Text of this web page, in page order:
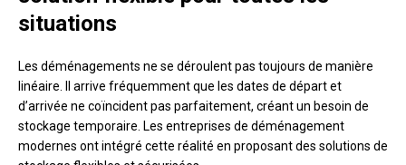
situations
Les déménagements ne se déroulent pas toujours de manière
linéaire. Il arrive fréquemment que les dates de départ et
d’arrivée ne coïncident pas parfaitement, créant un besoin de
stockage temporaire. Les entreprises de déménagement
modernes ont intégré cette réalité en proposant des solutions de